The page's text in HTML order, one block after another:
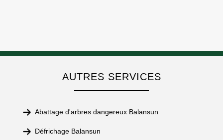
AUTRES SERVICES
Abattage d'arbres dangereux Balansun
Défrichage Balansun